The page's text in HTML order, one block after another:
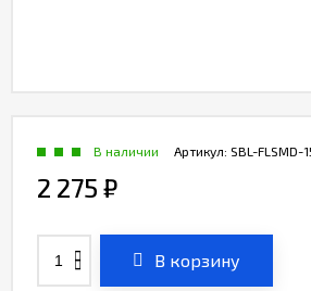
Артикул: SBL-FLSMD-
В наличии
2 275 ₽
В корзину